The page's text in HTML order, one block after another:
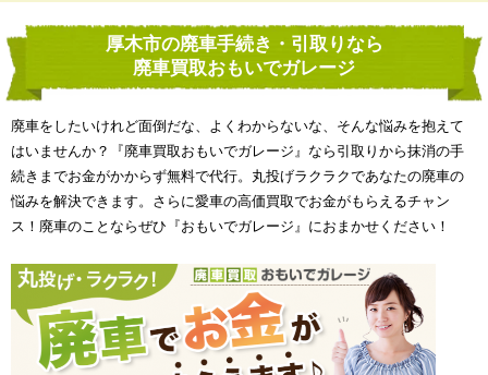
厚木市の廃車手続き・引取りなら
廃車買取おもいでガレージ
廃車をしたいけれど面倒だな、よくわからないな、そんな悩みを抱えて
はいませんか？『廃車買取おもいでガレージ』なら引取りから抹消の手
続きまでお金がかからず無料で代行。丸投げラクラクであなたの廃車の
悩みを解決できます。さらに愛車の高価買取でお金がもらえるチャン
ス！廃車のことならぜひ『おもいでガレージ』におまかせください！